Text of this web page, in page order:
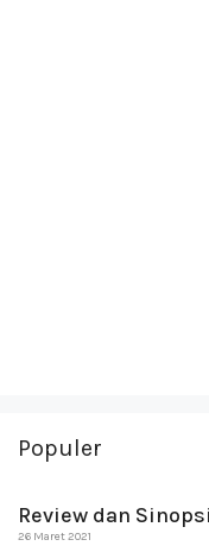
Populer
Review dan
26 Maret 2021